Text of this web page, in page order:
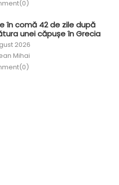
în comă 42 de zile după
unei căpușe în Grecia
2026
Mihai